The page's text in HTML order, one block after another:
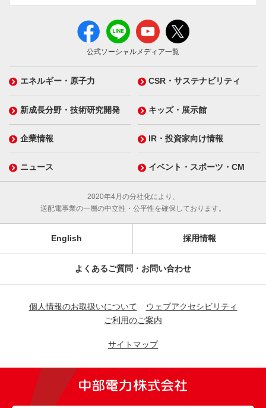
公式ソーシャルメディア一覧
エネルギー・原子力 CSR・サステナビリティ
新成長分野・技術研究開発 キッズ・展示館
企業情報 IR・投資家向け情報
ニュース イベント・スポーツ・CM
2020年4月の分社化により、
送配電事業の一層の中立性・公平性を確保しております。
English 採用情報
よくあるご質問・お問い合わせ
個人情報のお取扱いについて
ウェブアクセシビリティ
ご利用のご案内
サイトマップ